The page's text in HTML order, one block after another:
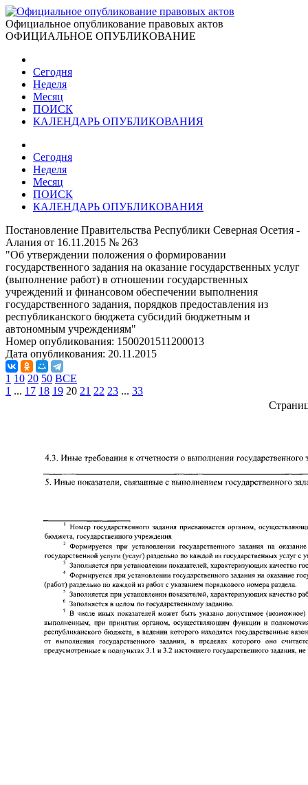
Официальное опубликование правовых актов
ОФИЦИАЛЬНОЕ ОПУБЛИКОВАНИЕ
Сегодня
Неделя
Месяц
ПОИСК
КАЛЕНДАРЬ ОПУБЛИКОВАНИЯ
Сегодня
Неделя
Месяц
ПОИСК
КАЛЕНДАРЬ ОПУБЛИКОВАНИЯ
Постановление Правительства Республики Северная Осетия -
Алания от 16.11.2015 № 263
"Об утверждении положения о формировании
государственного задания на оказание государственных услуг
(выполнение работ) в отношении государственных
учреждений и финансовом обеспечении выполнения
государственного задания, порядков предоставления из
республиканского бюджета субсидий бюджетным и
автономным учреждениям"
Номер опубликования: 1500201511200013
Дата опубликования: 20.11.2015
1 10 20 50 ВСЕ
1 ... 17 18 19 20 21 22 23 ... 33